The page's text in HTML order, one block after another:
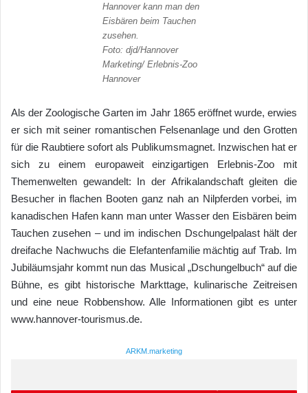
Hannover kann man den
Eisbären beim Tauchen
zusehen.
Foto: djd/Hannover
Marketing/ Erlebnis-Zoo
Hannover
Als der Zoologische Garten im Jahr 1865 eröffnet wurde, erwies
er sich mit seiner romantischen Felsenanlage und den Grotten
für die Raubtiere sofort als Publikumsmagnet. Inzwischen hat er
sich zu einem europaweit einzigartigen Erlebnis-Zoo mit
Themenwelten gewandelt: In der Afrikalandschaft gleiten die
Besucher in flachen Booten ganz nah an Nilpferden vorbei, im
kanadischen Hafen kann man unter Wasser den Eisbären beim
Tauchen zusehen – und im indischen Dschungelpalast hält der
dreifache Nachwuchs die Elefantenfamilie mächtig auf Trab. Im
Jubiläumsjahr kommt nun das Musical „Dschungelbuch“ auf die
Bühne, es gibt historische Markttage, kulinarische Zeitreisen
und eine neue Robbenshow. Alle Informationen gibt es unter
www.hannover-tourismus.de.
ARKM.marketing